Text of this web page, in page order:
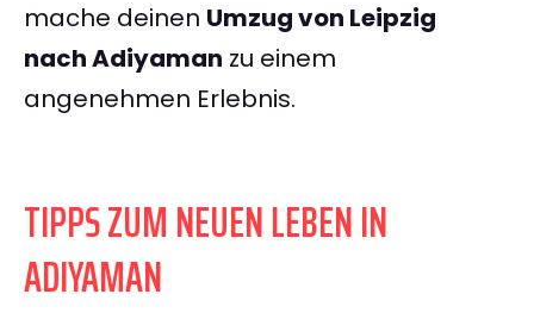
mache deinen Umzug von Leipzig
nach Adiyaman zu einem
angenehmen Erlebnis.
TIPPS ZUM NEUEN LEBEN IN
ADIYAMAN